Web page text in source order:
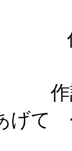
詞
作
げて